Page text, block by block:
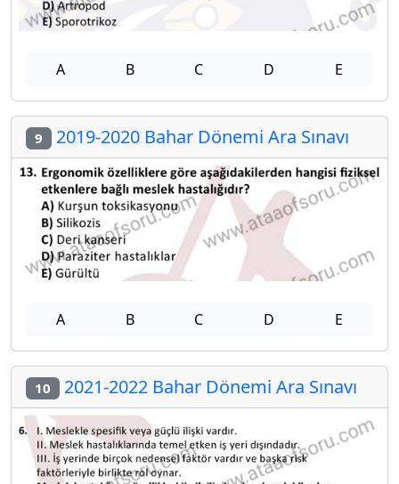
A B C D E
9 2019-2020 Bahar Dönemi Ara Sınavı
A B C D E
10 2021-2022 Bahar Dönemi Ara Sınavı